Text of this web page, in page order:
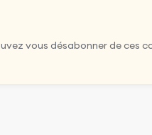
vous désabonner de ces